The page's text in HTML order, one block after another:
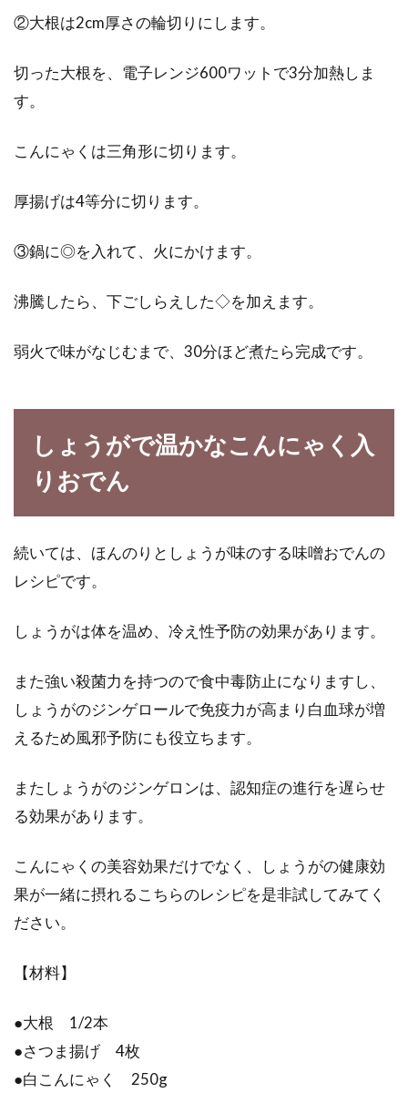
②大根は2cm厚さの輪切りにします。
切った大根を、電子レンジ600ワットで3分加熱しま
す。
こんにゃくは三角形に切ります。
厚揚げは4等分に切ります。
③鍋に◎を入れて、火にかけます。
沸騰したら、下ごしらえした◇を加えます。
弱火で味がなじむまで、30分ほど煮たら完成です。
しょうがで温かなこんにゃく入
りおでん
続いては、ほんのりとしょうが味のする味噌おでんの
レシピです。
しょうがは体を温め、冷え性予防の効果があります。
また強い殺菌力を持つので食中毒防止になりますし、
しょうがのジンゲロールで免疫力が高まり白血球が増
えるため風邪予防にも役立ちます。
またしょうがのジンゲロンは、認知症の進行を遅らせ
る効果があります。
こんにゃくの美容効果だけでなく、しょうがの健康効
果が一緒に摂れるこちらのレシピを是非試してみてく
ださい。
【材料】
●大根 1/2本
●さつま揚げ 4枚
●白こんにゃく 250g